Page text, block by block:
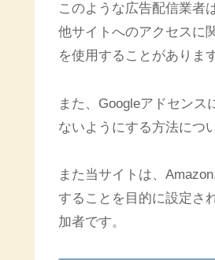
このような広告配信業者
他サイトへのアクセスに
を使用することがあります
また、Googleアドセン
ないようにする方法につ
また当サイトは、
することを目的に設定さ
加者です。